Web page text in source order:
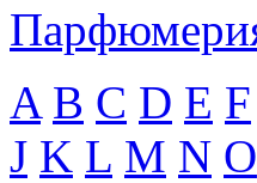
A B C D E F
J K L M N O